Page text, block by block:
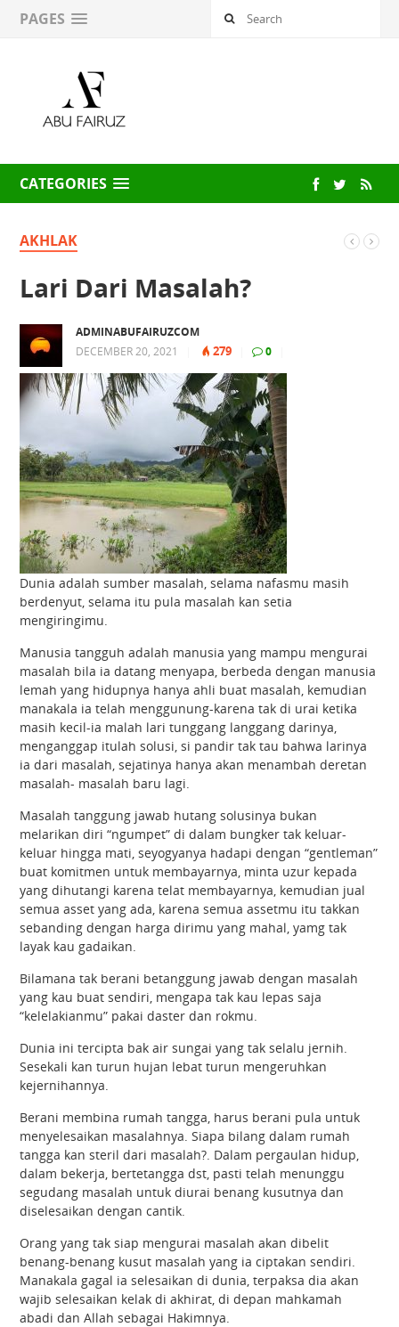
PAGES
CATEGORIES
AKHLAK
Lari Dari Masalah?
ADMINABUFAIRUZCOM
DECEMBER 20, 2021
279 0
Dunia adalah sumber masalah, selama nafasmu masih
berdenyut, selama itu pula masalah kan setia
mengiringimu.
Manusia tangguh adalah manusia yang mampu mengurai
masalah bila ia datang menyapa, berbeda dengan manusia
lemah yang hidupnya hanya ahli buat masalah, kemudian
manakala ia telah menggunung-karena tak di urai ketika
masih kecil-ia malah lari tunggang langgang darinya,
menganggap itulah solusi, si pandir tak tau bahwa larinya
ia dari masalah, sejatinya hanya akan menambah deretan
masalah- masalah baru lagi.
Masalah tanggung jawab hutang solusinya bukan
melarikan diri “ngumpet” di dalam bungker tak keluar-
keluar hingga mati, seyogyanya hadapi dengan “gentleman”
buat komitmen untuk membayarnya, minta uzur kepada
yang dihutangi karena telat membayarnya, kemudian jual
semua asset yang ada, karena semua assetmu itu takkan
sebanding dengan harga dirimu yang mahal, yamg tak
layak kau gadaikan.
Bilamana tak berani betanggung jawab dengan masalah
yang kau buat sendiri, mengapa tak kau lepas saja
“kelelakianmu” pakai daster dan rokmu.
Dunia ini tercipta bak air sungai yang tak selalu jernih.
Sesekali kan turun hujan lebat turun mengeruhkan
kejernihannya.
Berani membina rumah tangga, harus berani pula untuk
menyelesaikan masalahnya. Siapa bilang dalam rumah
tangga kan steril dari masalah?. Dalam pergaulan hidup,
dalam bekerja, bertetangga dst, pasti telah menunggu
segudang masalah untuk diurai benang kusutnya dan
diselesaikan dengan cantik.
Orang yang tak siap mengurai masalah akan dibelit
benang-benang kusut masalah yang ia ciptakan sendiri.
Manakala gagal ia selesaikan di dunia, terpaksa dia akan
wajib selesaikan kelak di akhirat, di depan mahkamah
abadi dan Allah sebagai Hakimnya.